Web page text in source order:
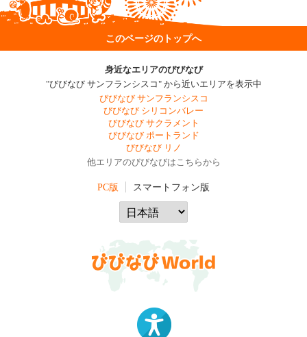
このページのトップへ
身近なエリアのびびなび
"びびなび サンフランシスコ" から近いエリアを表示中
びびなび サンフランシスコ
びびなび シリコンバレー
びびなび サクラメント
びびなび ポートランド
びびなび リノ
他エリアのびびなびはこちらから
PC版 スマートフォン版